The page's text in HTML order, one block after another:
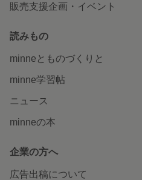
販売支援企画・イベント
読みもの
minneとものづくりと
minne学習帖
ニュース
minneの本
企業の方へ
広告出稿について